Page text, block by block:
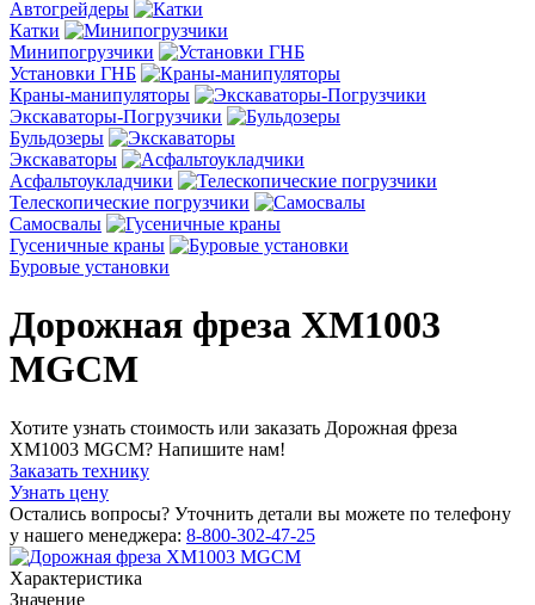
Автогрейдеры
Катки
Минипогрузчики
Установки ГНБ
Краны-манипуляторы
Экскаваторы-Погрузчики
Бульдозеры
Экскаваторы
Асфальтоукладчики
Телескопические погрузчики
Cамосвалы
Гусеничные краны
Буровые установки
Дорожная фреза XM1003
MGCM
Хотите узнать стоимость или заказать Дорожная фреза
XM1003 MGCM? Напишите нам!
Заказать технику
Узнать цену
Остались вопросы? Уточнить детали вы можете по телефону
у нашего менеджера: 8-800-302-47-25
Характеристика
Значение